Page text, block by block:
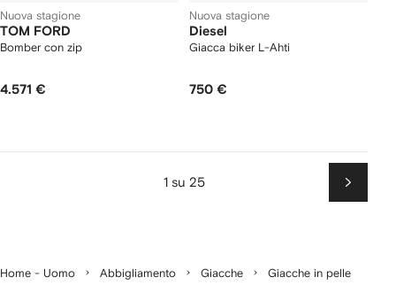
Nuova stagione
TOM FORD
Bomber con zip
4.571 €
Nuova stagione
Diesel
Giacca biker L-Ahti
750 €
1 su 25
Home - Uomo Abbigliamento Giacche Giacche in pelle